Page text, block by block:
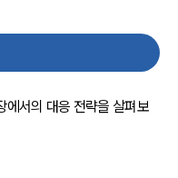
에서의 대응 전략을 살펴보